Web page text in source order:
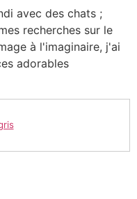
avec des chats ;
recherches sur le
à l'imaginaire, j'ai
adorables